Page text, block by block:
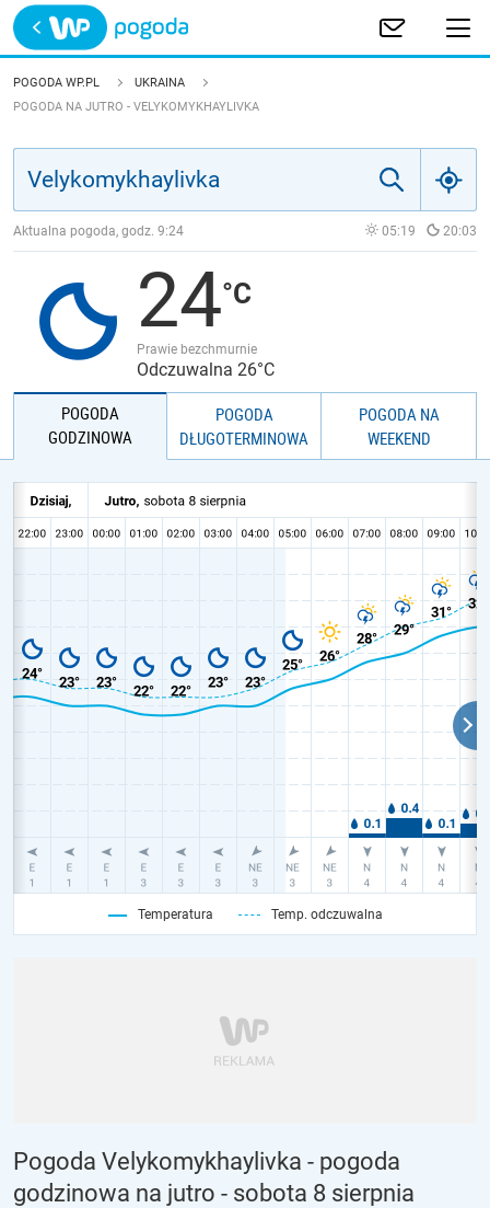
Trwa ładowanie
POLSKA
JAKOŚĆ POWIETRZA
POGODA WP.PL
UKRAINA
POGODA NA JUTRO - VELYKOMYKHAYLIVKA
Aktualna pogoda, godz. 9:24 05:19 20:03
24
Prawie bezchmurnie
Odczuwalna 26°C
POGODA
GODZINOWA
POGODA
DŁUGOTERMINOWA
POGODA NA
WEEKEND
Temperatura Temp. odczuwalna
Pogoda Velykomykhaylivka - pogoda
godzinowa na jutro - sobota 8 sierpnia